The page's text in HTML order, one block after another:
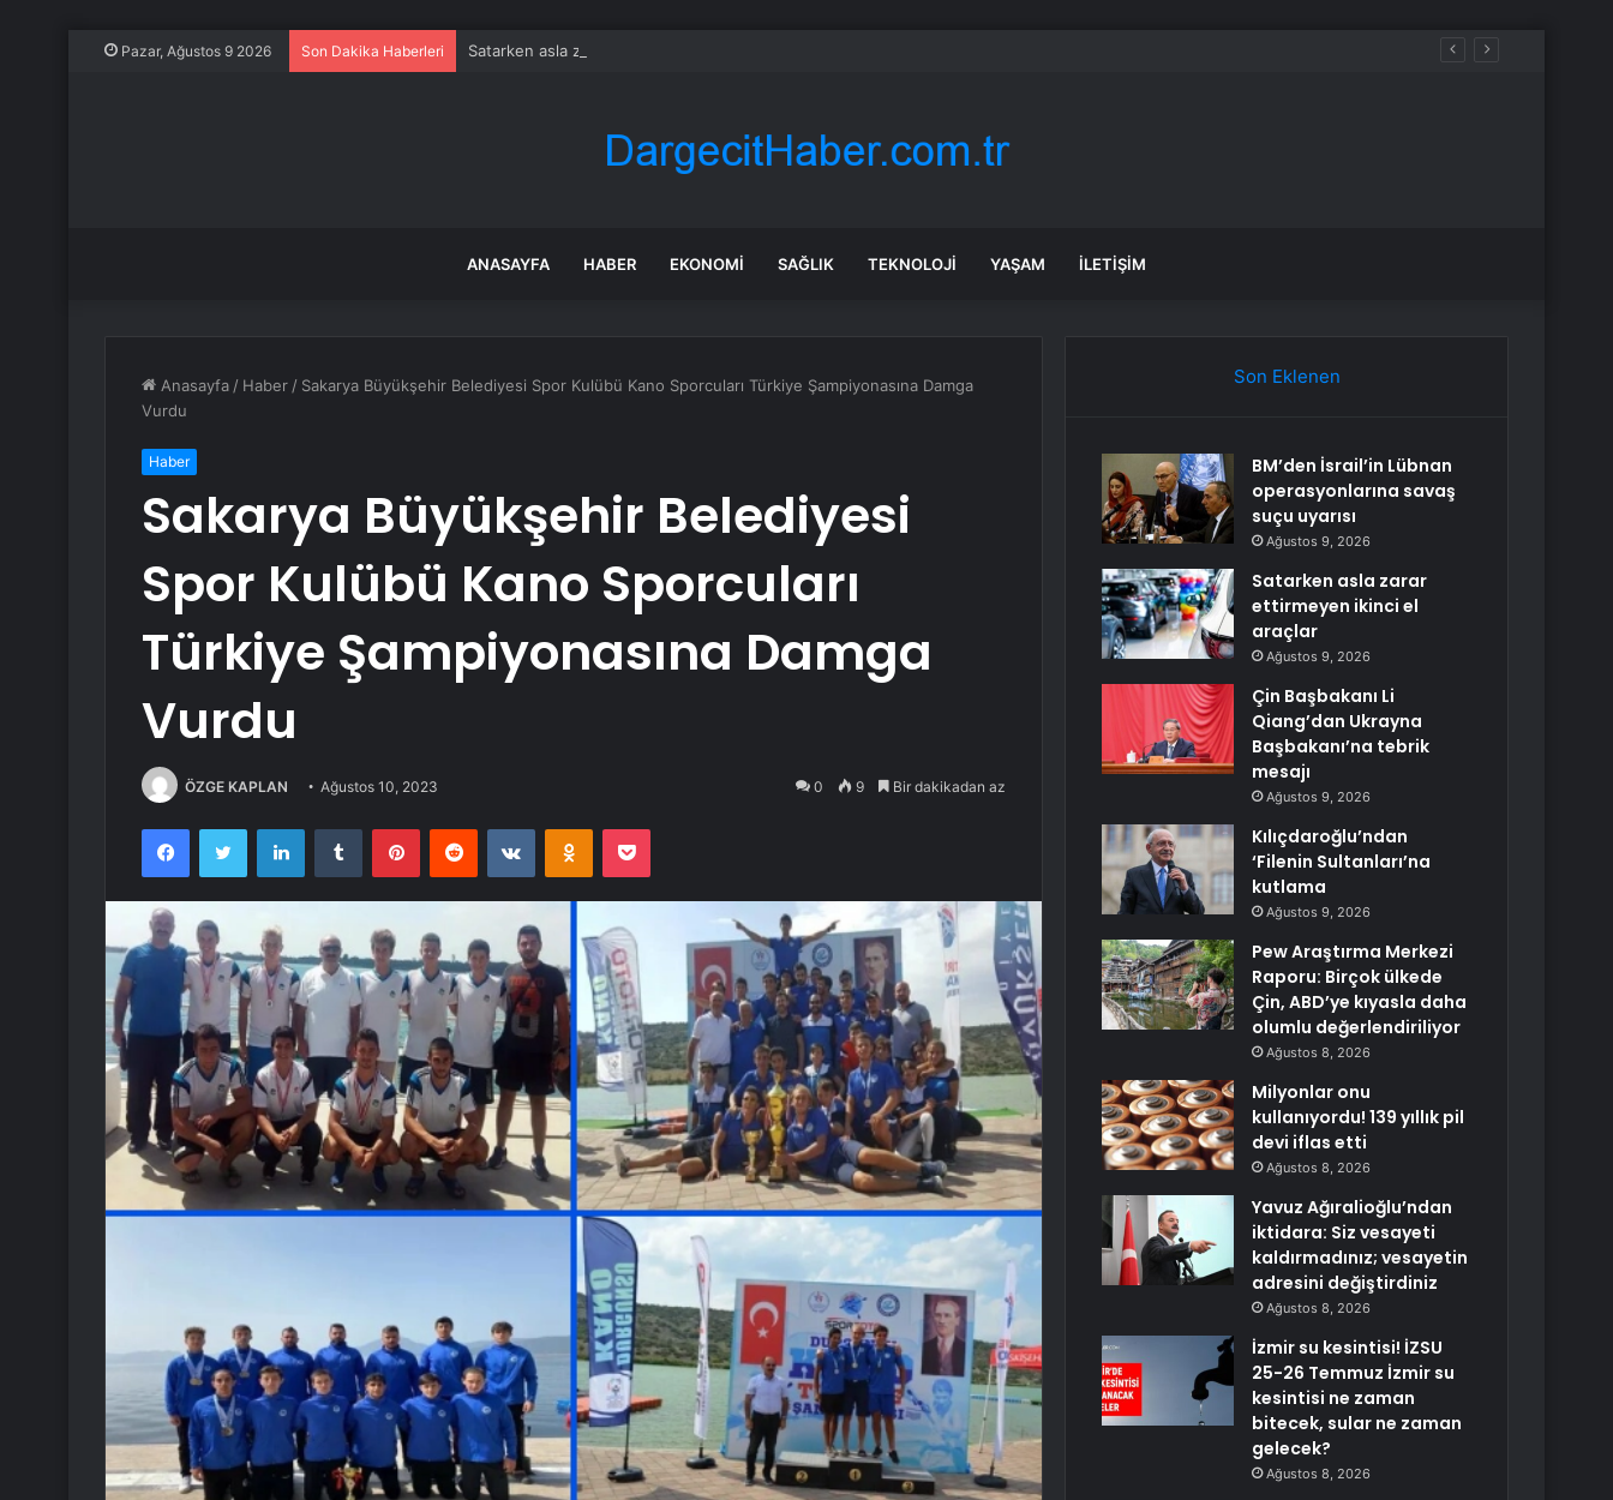
Pazar, Ağustos 9 2026 Son Dakika Haberleri Satarken asla zarar ettirmeyen ikinci el araçlar
ANASAYFA HABER EKONOMI SAĞLIK TEKNOLOJI YAŞAM İLETIŞIM
Anasayfa / Haber / Sakarya Büyükşehir Belediyesi Spor Kulübü Kano Sporcuları Türkiye Şampiyonasına Damga
Vurdu
Haber
Sakarya Büyükşehir Belediyesi
Spor Kulübü Kano Sporcuları
Türkiye Şampiyonasına Damga
Vurdu
ÖZGE KAPLAN Ağustos 10, 2023 0 9 Bir dakikadan az
FacebookTwitter LinkedInTumblr PinterestReddit VKontakteOdnoklassniki
Pocket
Son Eklenen
BM’den İsrail’in Lübnan
operasyonlarına savaş
suçu uyarısı
Ağustos 9, 2026
Satarken asla zarar
ettirmeyen ikinci el
araçlar
Ağustos 9, 2026
Çin Başbakanı Li
Qiang’dan Ukrayna
Başbakanı’na tebrik
mesajı
Ağustos 9, 2026
Kılıçdaroğlu’ndan
‘Filenin Sultanları’na
kutlama
Ağustos 9, 2026
Pew Araştırma Merkezi
Raporu: Birçok ülkede
Çin, ABD’ye kıyasla daha
olumlu değerlendiriliyor
Ağustos 8, 2026
Milyonlar onu
kullanıyordu! 139 yıllık pil
devi iflas etti
Ağustos 8, 2026
Yavuz Ağıralioğlu’ndan
iktidara: Siz vesayeti
kaldırmadınız; vesayetin
adresini değiştirdiniz
Ağustos 8, 2026
İzmir su kesintisi! İZSU
25-26 Temmuz İzmir su
kesintisi ne zaman
bitecek, sular ne zaman
gelecek?
Ağustos 8, 2026